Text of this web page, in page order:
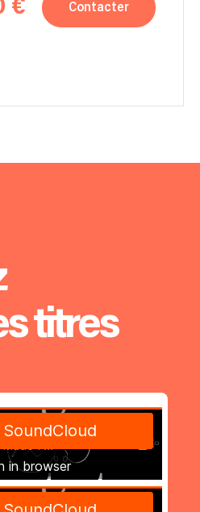
€ Contacter
titres